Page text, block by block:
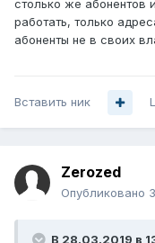
столько же абонентов
работать, только
абоненты не в своих
Вставить ник
Zerozed
Опубликовано
В 28.03.2019 в